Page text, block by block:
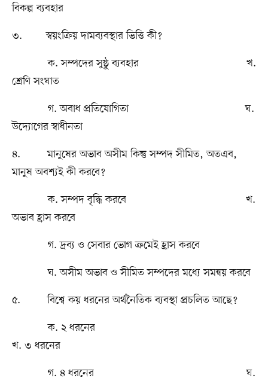
বিকল্প ব্যবহার
৩. স্বয়ংক্রিয় দামব্যবস্থার ভিত্তি কী?
ক. সম্পদের সুষ্ঠু ব্যবহার খ.
শ্রেণি সংঘাত
গ. অবাধ প্রতিযোগিতা ঘ.
উদ্যোগের স্বাধীনতা
৪. মানুষের অভাব অসীম কিন্তু সম্পদ সীমিত, অতএব,
মানুষ অবশ্যই কী করবে?
ক. সম্পদ বৃদ্ধি করবে খ.
অভাব হ্রাস করবে
গ. দ্রব্য ও সেবার ভোগ ক্রমেই হ্রাস করবে
ঘ. অসীম অভাব ও সীমিত সম্পদের মধ্যে সমন্বয় করবে
৫. বিশ্বে কয় ধরনের অর্থনৈতিক ব্যবস্থা প্রচলিত আছে?
ক. ২ ধরনের
খ. ৩ ধরনের
গ. ৪ ধরনের ঘ.